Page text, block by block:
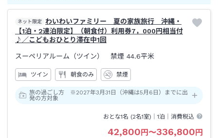
ネット限定
わいわいファミリー 夏の家族旅行 沖縄・
【1泊・2連泊限定】（朝食付）利用券7，000円相当付
♪／こどもおひとり滞在中1回
スーペリアルーム（ツイン） 禁煙 44.6平米
ツイン 朝食のみ 禁煙
旅の過ごし方 ※2027年3月31日（沖縄は5月6日）までに出
発の方対象
おとな1名 (2名1室)｜1泊 ｜消費税込
42,800円〜336,800円